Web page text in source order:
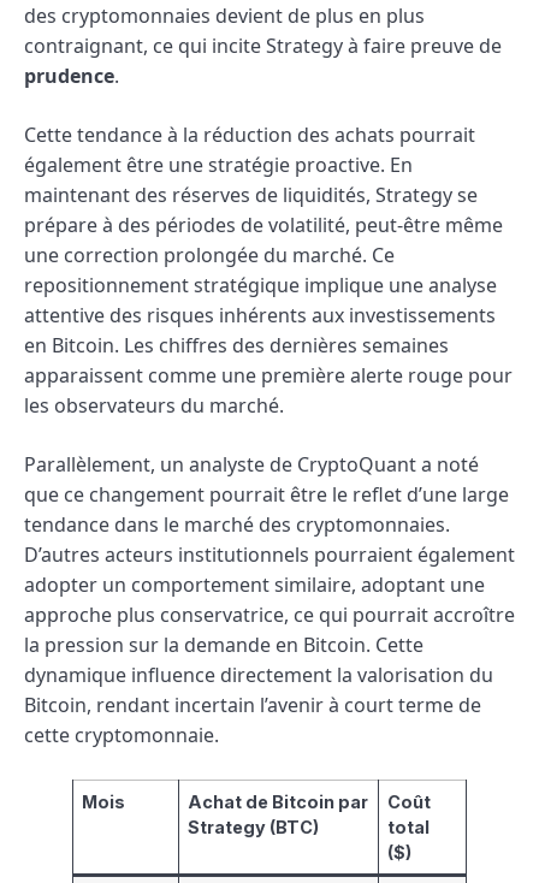
des cryptomonnaies devient de plus en plus
contraignant, ce qui incite Strategy à faire preuve de
prudence.
Cette tendance à la réduction des achats pourrait
également être une stratégie proactive. En
maintenant des réserves de liquidités, Strategy se
prépare à des périodes de volatilité, peut-être même
une correction prolongée du marché. Ce
repositionnement stratégique implique une analyse
attentive des risques inhérents aux investissements
en Bitcoin. Les chiffres des dernières semaines
apparaissent comme une première alerte rouge pour
les observateurs du marché.
Parallèlement, un analyste de CryptoQuant a noté
que ce changement pourrait être le reflet d’une large
tendance dans le marché des cryptomonnaies.
D’autres acteurs institutionnels pourraient également
adopter un comportement similaire, adoptant une
approche plus conservatrice, ce qui pourrait accroître
la pression sur la demande en Bitcoin. Cette
dynamique influence directement la valorisation du
Bitcoin, rendant incertain l’avenir à court terme de
cette cryptomonnaie.
Mois
Achat de Bitcoin par
Strategy (BTC)
Coût
total
($)